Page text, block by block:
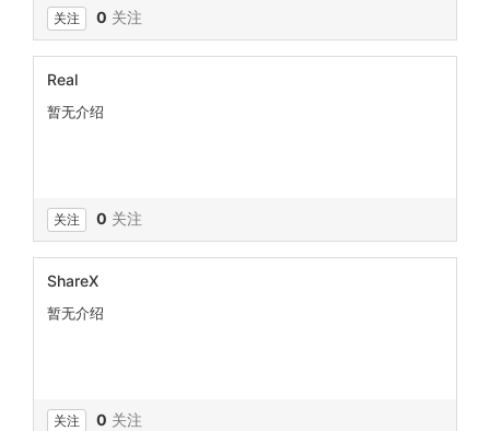
关注 0 关注
Real
暂无介绍
关注 0 关注
ShareX
暂无介绍
关注 0 关注